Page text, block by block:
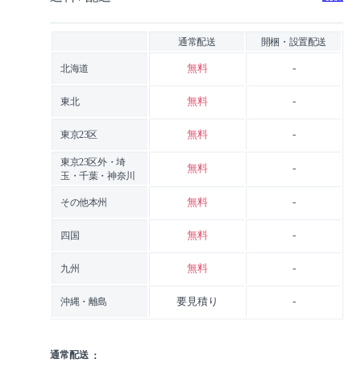
通常配送 開梱・設置配送
北海道 無料 -
東北 無料 -
東京23区 無料 -
東京23区外・埼
玉・千葉・神奈川
無料 -
その他本州 無料 -
四国 無料 -
九州 無料 -
沖縄・離島 要見積り -
通常配送